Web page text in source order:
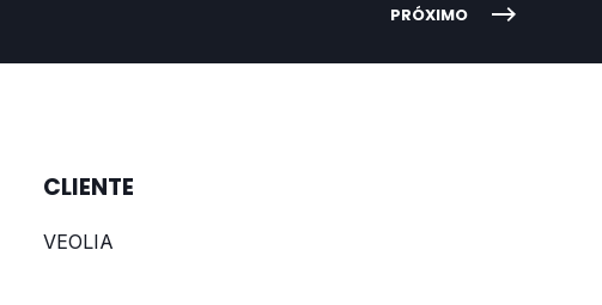
PRÓXIMO
CLIENTE
VEOLIA